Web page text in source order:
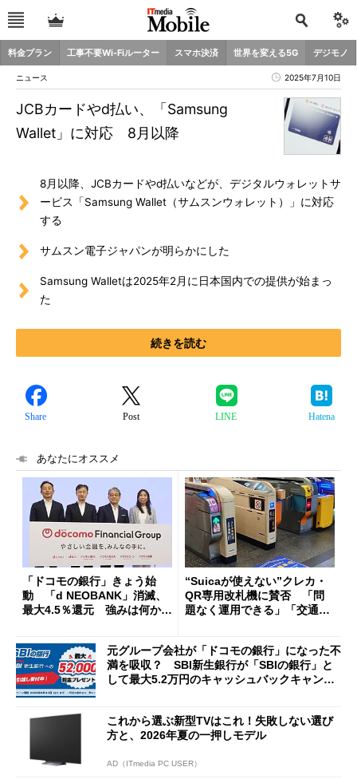
料金プラン 工事不要Wi-Fiルーター スマホ決済 世界を変える5G デジモノ
ニュース 2025年7月10日
JCBカードやd払い、「Samsung
Wallet」に対応 8月以降
8月以降、JCBカードやd払いなどが、デジタルウォレットサ
ービス「Samsung Wallet（サムスンウォレット）」に対応
する
サムスン電子ジャパンが明らかにした
Samsung Walletは2025年2月に日本国内での提供が始まっ
た
続きを読む
Share Post LINE Hatena
あなたにオススメ
「ドコモの銀行」きょう始
動 「d NEOBANK」消滅、
最大4.5％還元 強みは何か解
“Suicaが使えない”クレカ・
QR専用改札機に賛否 「問
題なく運用できる」「交通系I
元グループ会社が「ドコモの銀行」になった不
満を吸収？ SBI新生銀行が「SBIの銀行」と
して最大5.2万円のキャッシュバックキャンペ
これから選ぶ新型TVはこれ！失敗しない選び
方と、2026年夏の一押しモデル
AD（ITmedia PC USER）